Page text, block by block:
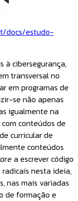
docs/estudo-
à cibersegurança,
transversal no
em programas de
se não apenas
igualmente na
conteúdos de
curricular de
conteúdos
a escrever código
radicais nesta ideia,
nas mais variadas
de formação e